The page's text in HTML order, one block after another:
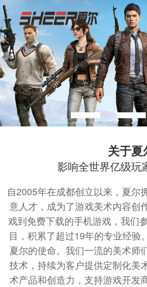
关于夏
影响全世界亿级玩
自2005年在成都创立以来，夏尔
意人才，成为了游戏美术内容创
戏到免费下载的手机游戏，我们
目，积累了超过19年的专业经验
夏尔的使命。我们一流的美术师
技术，持续为客户提供定制化美
术产品和创造力，支持游戏开发